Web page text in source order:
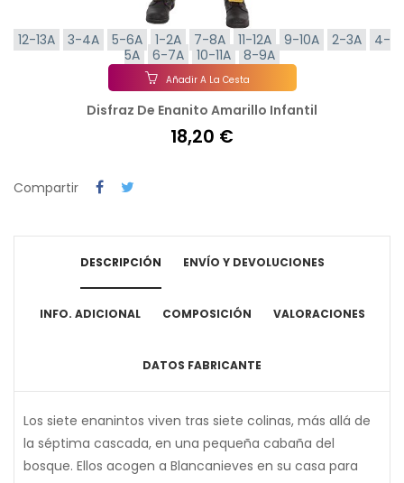
12-13A 3-4A 5-6A 1-2A 7-8A 11-12A 9-10A 2-3A
4-
5A
6-7A 10-11A 8-9A
Añadir A La Cesta
Disfraz De Enanito Amarillo Infantil
18,20 €
Compartir
DESCRIPCIÓN ENVÍO Y DEVOLUCIONES
INFO. ADICIONAL COMPOSICIÓN VALORACIONES
DATOS FABRICANTE
Los siete enanintos viven tras siete colinas, más allá de
la séptima cascada, en una pequeña cabaña del
bosque. Ellos acogen a Blancanieves en su casa para